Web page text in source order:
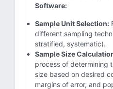
Software:
Sample Unit Selection:
different sampling
stratified, systematic).
Sample Size
process of determining
size based on desired
margins of error, and